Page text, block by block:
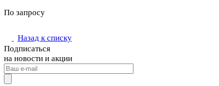
По запросу
Назад к списку
Подписаться
на новости и акции